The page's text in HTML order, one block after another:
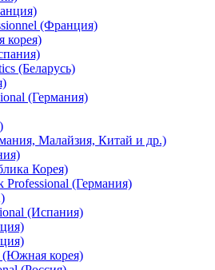
(Франция)
корея)
(Беларусь)
(Германия)
Малайзия, Китай и др.)
Корея)
Professional (Германия)
(Испания)
(Южная корея)